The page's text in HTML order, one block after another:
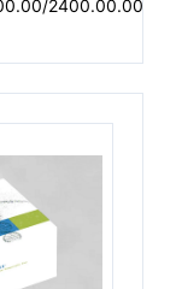
2400.00.00